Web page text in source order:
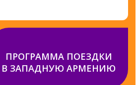
ПРОГРАММА ПОЕЗДКИ
В ЗАПАДНУЮ АРМЕНИЮ